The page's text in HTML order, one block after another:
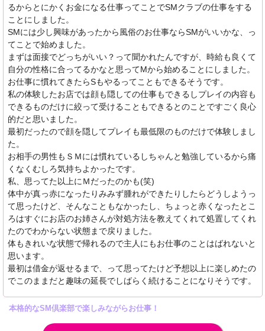
るからとにかくお金になる仕事ってことでSMクラブの仕事をする
ことにしました。
SMには少し興味があったから風俗のお仕事ならSMがいいかな、っ
てことで始めました。
まずは面接でどっちがいい？って聞かれたんですが、時給も良くて
自分の性格に合ってるかなと思ってMから始めることにしました。
お仕事に慣れてきたらSもやるってこともできるそうです。
私の体験したお店では顔も隠しての仕事もできるしプレイの内容も
できるものだけに絞って受けることもできるとのことですごく良心
的だと思いました。
最初だったので顔を隠してプレイも最低限のものだけで体験しまし
た。
お相手の男性もＳＭには慣れているしちゃんと勉強しているから痛
くなくむしろ気持ちよかったです。
私、思ってた以上にＭだったのかも(笑)
体中が真っ赤になったりみみず腫れができたりしたらどうしようっ
て思ったけど、そんなこともなかったし、ちょっと赤くなったとこ
ろはすぐにお店のお姉さんが対処方法を教えてくれて処置してくれ
たのでわからない状態まで戻りました。
体もきれいな状態で帰れるので主人にもお仕事のことはばれないと
思います。
最初は借金が返せるまで、って思ってたけど予想以上に楽しめたの
でこのままだと趣味の延長でしばらく続けることになりそうです。
本格的なSM倶楽部で楽しみながらお仕事！